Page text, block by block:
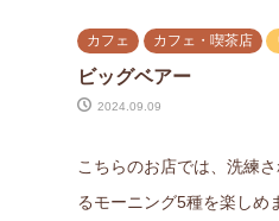
カフェ カフェ・喫茶店
ビッグベアー
2024.09.09
こちらのお店では、洗練
るモーニング5種を楽しめ